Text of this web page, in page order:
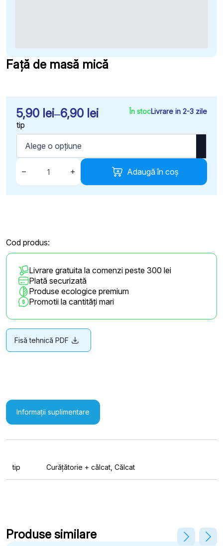
Față de masă mică
5,90 lei–6,90 lei
Interval
de
prețuri:
5,90 lei
până
la
În stocLivrare in 2-3 zile
tip
Cantitate
Față
masă
mică
Adaugă în coș
Cod produs:
Livrare gratuita la comenzi peste 300 lei
Plată securizată
Produse ecologice premium
Promotii la cantități mari
Fisă tehnică PDF
Informații suplimentare
tip Curățătorie + călcat, Călcat
Produse similare